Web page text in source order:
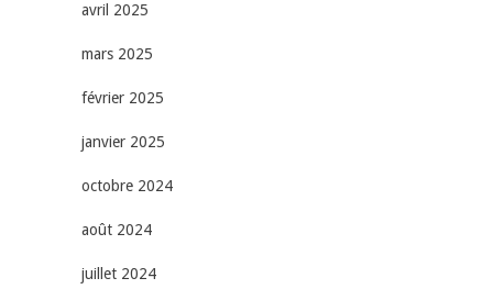
avril 2025
mars 2025
février 2025
janvier 2025
octobre 2024
août 2024
juillet 2024